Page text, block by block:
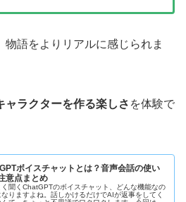
物語をよりリアルに感じられま
ャラクターを作る楽しさ を体験で
ボイスチャットとは？音声会話の使い
意点まとめ
く聞くChatGPTのボイスチャット、どんな機能なの
りますよね。話しかけるだけでAIが返事をしてく